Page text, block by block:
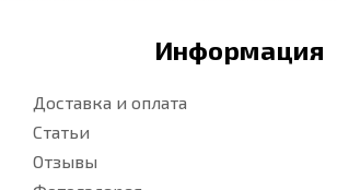
Информация
Доставка и оплата
Статьи
Отзывы